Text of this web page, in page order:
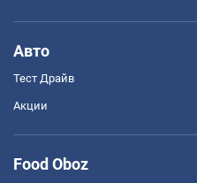
Авто
Тест Драйв
Акции
Food Oboz